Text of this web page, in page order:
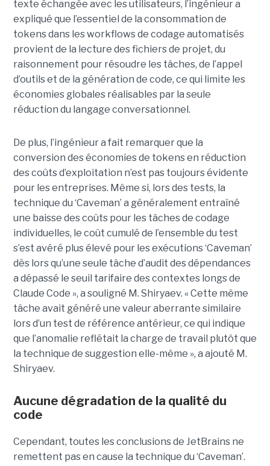
texte échangée avec les utilisateurs, l’ingénieur a
expliqué que l’essentiel de la consommation de
tokens dans les workflows de codage automatisés
provient de la lecture des fichiers de projet, du
raisonnement pour résoudre les tâches, de l’appel
d’outils et de la génération de code, ce qui limite les
économies globales réalisables par la seule
réduction du langage conversationnel.
De plus, l’ingénieur a fait remarquer que la
conversion des économies de tokens en réduction
des coûts d’exploitation n’est pas toujours évidente
pour les entreprises. Même si, lors des tests, la
technique du ‘Caveman’ a généralement entraîné
une baisse des coûts pour les tâches de codage
individuelles, le coût cumulé de l’ensemble du test
s’est avéré plus élevé pour les exécutions ‘Caveman’
dès lors qu’une seule tâche d’audit des dépendances
a dépassé le seuil tarifaire des contextes longs de
Claude Code », a souligné M. Shiryaev. « Cette même
tâche avait généré une valeur aberrante similaire
lors d’un test de référence antérieur, ce qui indique
que l’anomalie reflétait la charge de travail plutôt que
la technique de suggestion elle-même », a ajouté M.
Shiryaev.
Aucune dégradation de la qualité du
code
Cependant, toutes les conclusions de JetBrains ne
remettent pas en cause la technique du ‘Caveman’.